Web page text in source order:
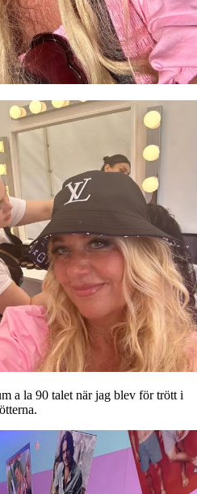
a la 90 talet när jag blev för trött i